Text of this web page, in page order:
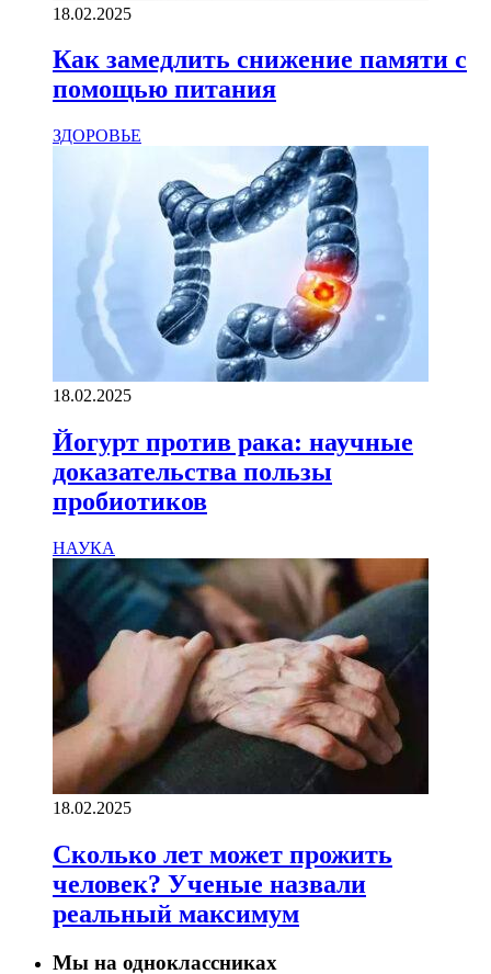
18.02.2025
Как замедлить снижение памяти с
помощью питания
ЗДОРОВЬЕ
18.02.2025
Йогурт против рака: научные
доказательства пользы
пробиотиков
НАУКА
18.02.2025
Сколько лет может прожить
человек? Ученые назвали
реальный максимум
Мы на одноклассниках